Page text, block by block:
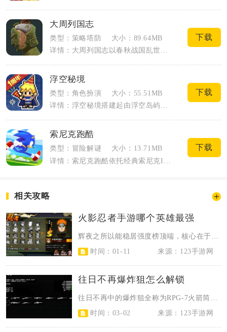
大周列国志
类型：策略塔防
大小：89.64MB
详情：大周列国志以春秋战国乱世为背景，完整还原诸侯割据、邦国治理与列国争霸的长线策...
下载
浮空秘境
类型：角色扮演
大小：55.51MB
详情：浮空秘境搭建起由浮空岛屿拼接而成的埃蒙奇幻大陆，这片曾经依靠光之女神力量维系...
下载
索尼克跑酷
类型：冒险解谜
大小：13.71MB
下载
相关攻略
火影忍者手游哪个英雄最强
时间：01-11
来源：123手游网
往日不再爆炸狙怎么解锁
时间：03-02
来源：123手游网